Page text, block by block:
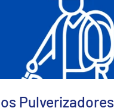
Pulverizadores